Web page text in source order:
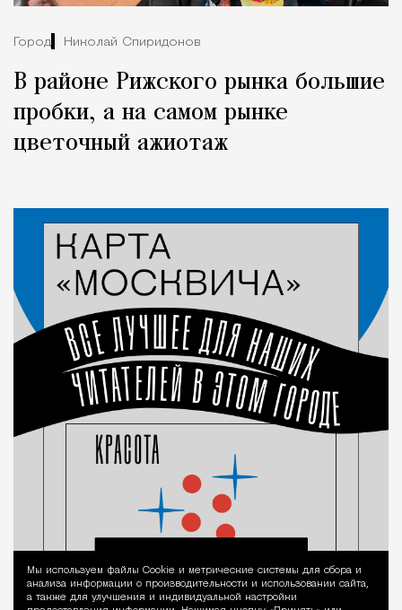
Город Николай Спиридонов
В районе Рижского рынка большие
пробки, а на самом рынке
цветочный ажиотаж
Уведомление
Мы используем файлы Сookie и метрические системы для сбора и
анализа информации о производительности и использовании сайта,
а также для улучшения и индивидуальной настройки